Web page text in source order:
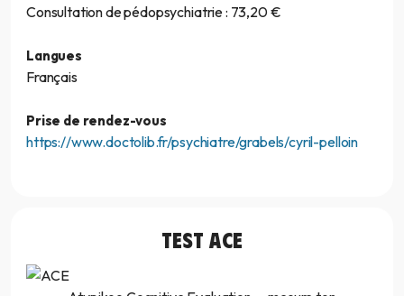
Consultation de pédopsychiatrie : 73,20 €
Langues
Français
Prise de rendez-vous
https://www.doctolib.fr/psychiatre/grabels/cyril-pelloin
TEST ACE